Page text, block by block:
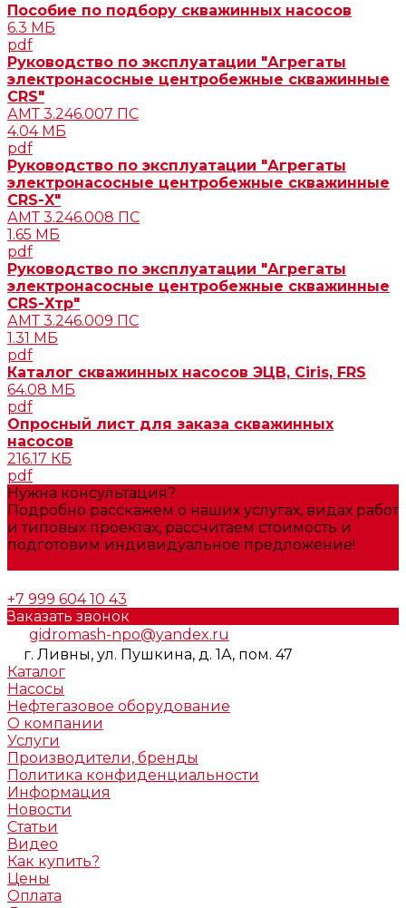
Пособие по подбору скважинных насосов
6.3 МБ
pdf
Руководство по эксплуатации "Агрегаты
электронасосные центробежные скважинные
CRS"
АМТ 3.246.007 ПС
4.04 МБ
pdf
Руководство по эксплуатации "Агрегаты
электронасосные центробежные скважинные
CRS-X"
АМТ 3.246.008 ПС
1.65 МБ
pdf
Руководство по эксплуатации "Агрегаты
электронасосные центробежные скважинные
CRS-Хтр"
АМТ 3.246.009 ПС
1.31 МБ
pdf
Каталог скважинных насосов ЭЦВ, Ciris, FRS
64.08 МБ
pdf
Опросный лист для заказа скважинных
насосов
216.17 КБ
pdf
Нужна консультация?
Подробно расскажем о наших услугах, видах работ
и типовых проектах, рассчитаем стоимость и
подготовим индивидуальное предложение!
+7 999 604 10 43
Заказать звонок
gidromash-npo@yandex.ru
г. Ливны, ул. Пушкина, д. 1А, пом. 47
Каталог
Насосы
Нефтегазовое оборудование
О компании
Услуги
Производители, бренды
Политика конфиденциальности
Информация
Новости
Статьи
Видео
Как купить?
Цены
Оплата